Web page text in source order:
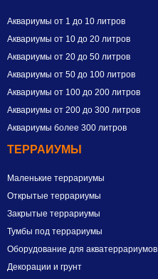
Аквариумы от 1 до 10 литров
Аквариумы от 10 до 20 литров
Аквариумы от 20 до 50 литров
Аквариумы от 50 до 100 литров
Аквариумы от 100 до 200 литров
Аквариумы от 200 до 300 литров
Аквариумы более 300 литров
ТЕРРАИУМЫ
Маленькие террариумы
Открытые террариумы
Закрытые террариумы
Тумбы под террариумы
Оборудование для акватеррариумов
Декорации и грунт